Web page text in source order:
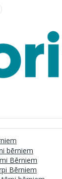
bērniem
Bērniem
Bērniem